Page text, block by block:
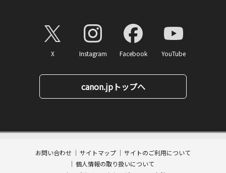
カートに入れる
X Instagram Facebook YouTube
canon.jpトップへ
お問い合わせ サイトマップ
サイトのご利用について
個人情報の取り扱いについて